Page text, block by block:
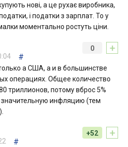
нові, а це рухає виробника,
і податки з зарплат. То у
моментально ростуть ціни.
+
0
#
а США, а и в большинстве
операциях. Общее количество
триллионов, потому вброс 5%
значительную инфляцию (тем
+
+52
#